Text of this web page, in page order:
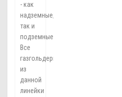
- как
надземные,
так и
подземные.
Все
газгольдеры
из
данной
линейки